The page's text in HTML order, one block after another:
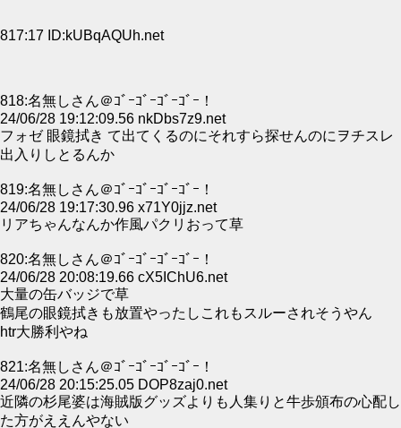
817:17 ID:kUBqAQUh.net
818:名無しさん＠ｺﾞｰｺﾞｰｺﾞｰｺﾞｰ！
24/06/28 19:12:09.56 nkDbs7z9.net
フォゼ 眼鏡拭き て出てくるのにそれすら探せんのにヲチスレ
出入りしとるんか
819:名無しさん＠ｺﾞｰｺﾞｰｺﾞｰｺﾞｰ！
24/06/28 19:17:30.96 x71Y0jjz.net
リアちゃんなんか作風パクリおって草
820:名無しさん＠ｺﾞｰｺﾞｰｺﾞｰｺﾞｰ！
24/06/28 20:08:19.66 cX5IChU6.net
大量の缶バッジで草
鶴尾の眼鏡拭きも放置やったしこれもスルーされそうやん
htr大勝利やね
821:名無しさん＠ｺﾞｰｺﾞｰｺﾞｰｺﾞｰ！
24/06/28 20:15:25.05 DOP8zaj0.net
近隣の杉尾婆は海賊版グッズよりも人集りと牛歩頒布の心配し
た方がええんやない